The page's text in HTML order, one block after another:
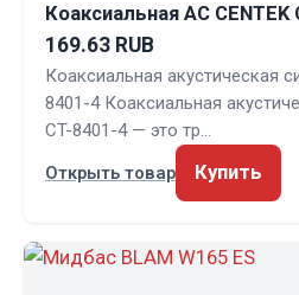
Коаксиальная АС CENTEK
169.63 RUB
Коаксиальная акустическая
8401-4 Коаксиальная
CT-8401-4 — это тр…
Открыть товар
Купить